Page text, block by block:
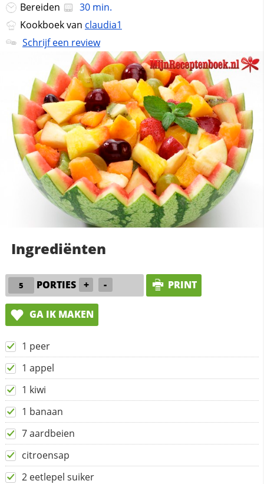
Bereiden
30 min.
Kookboek van claudia1
Schrijf een review
Ingrediënten
PORTIES + - PRINT
GA IK MAKEN
1 peer
1 appel
1 kiwi
1 banaan
7 aardbeien
citroensap
2 eetlepel suiker